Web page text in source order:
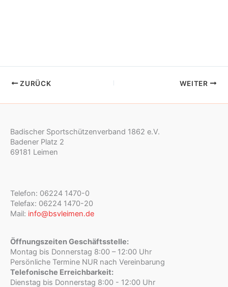
ZURÜCK WEITER
Badischer Sportschützenverband 1862 e.V.
Badener Platz 2
69181 Leimen
Telefon: 06224 1470-0
Telefax: 06224 1470-20
Mail: info@bsvleimen.de
Öffnungszeiten Geschäftsstelle:
Montag bis Donnerstag 8:00 – 12:00 Uhr
Persönliche Termine NUR nach Vereinbarung
Telefonische Erreichbarkeit:
Dienstag bis Donnerstag 8:00 - 12:00 Uhr